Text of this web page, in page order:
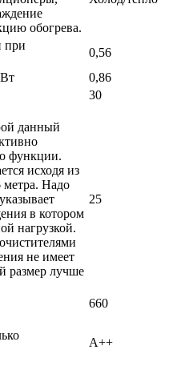
обогрева.
при
0,56
0,86
30
данный
функции.
исходя из
метра. Надо
в котором
нагрузкой.
не имеет
размер лучше
25
660
A++